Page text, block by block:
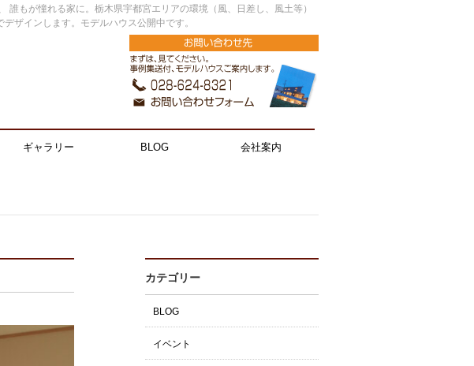
もが憧れる家に。栃木県宇都宮エリアの環境（風、日差し、風土等）
ザインします。モデルハウス公開中です。
ギャラリー BLOG 会社案内
カテゴリー
BLOG
イベント